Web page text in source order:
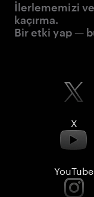
İlerlememizi
kaçırma.
Bir etki yap —
X
YouTube